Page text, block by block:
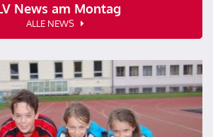
News am Montag
ALLE NEWS